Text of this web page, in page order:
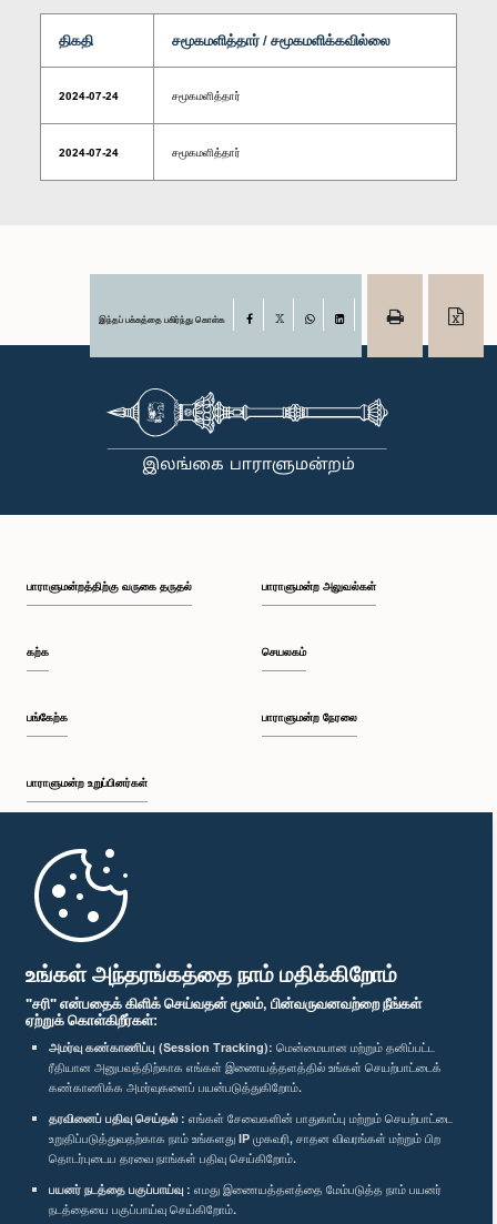
உங்கள் அந்தரங்கத்தை நாம் மதிக்கிறோம்
"சரி" என்பதைக் கிளிக் செய்வதன் மூலம், பின்வருவனவற்றை நீங்கள்
ஏற்றுக் கொள்கிறீர்கள்:
அமர்வு கண்காணிப்பு (Session Tracking): மென்மையான மற்றும் தனிப்பட்ட
ரீதியான அனுபவத்திற்காக எங்கள் இணையத்தளத்தில் உங்கள் செயற்பாட்டைக்
கண்காணிக்க அமர்வுகளைப் பயன்படுத்துகிறோம்.
தரவினைப் பதிவு செய்தல் : எங்கள் சேவைகளின் பாதுகாப்பு மற்றும் செயற்பாட்டை
உறுதிப்படுத்துவதற்காக நாம் உங்களது IP முகவரி, சாதன விவரங்கள் மற்றும் பிற
தொடர்புடைய தரவை நாங்கள் பதிவு செய்கிறோம்.
பயனர் நடத்தை பகுப்பாய்வு : எமது இணையத்தளத்தை மேம்படுத்த நாம் பயனர்
நடத்தையை பகுப்பாய்வு செய்கிறோம்.
திகதி சமூகமளித்தார் / சமூகமளிக்கவில்லை
2024-07-24 சமூகமளித்தார்
2024-07-24 சமூகமளித்தார்
இந்தப் பக்கத்தை பகிர்ந்து கொள்க Facebook
பாராளுமன்றத்திற்கு வருகை தருதல்
கற்க
பங்கேற்க
பாராளுமன்ற உறுப்பினர்கள்
முதற்பக்கம்
பாராளுமன்ற அலுவல்கள்
செயலகம்
பாராளுமன்ற நேரலை
பாராளுமன்ற கையடக்க செயலி
எம்மை பின்தொடர்க :
விருதுகள்
தனியுரிமைக் கொள்கை